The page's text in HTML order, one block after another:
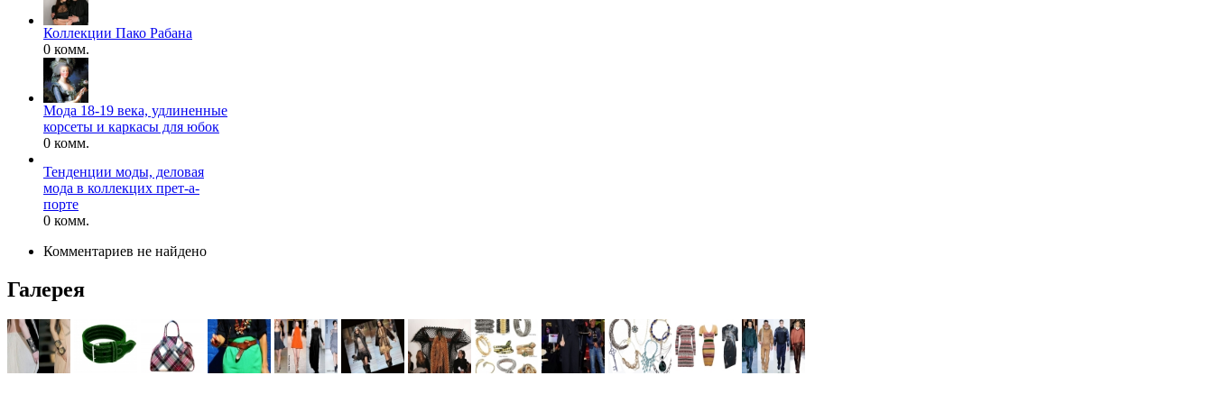
Коллекции Пако Рабана
0 комм.
Мода 18-19 века, удлиненные
корсеты и каркасы для юбок
0 комм.
Тенденции моды, деловая
мода в коллекцих прет-а-
порте
0 комм.
Комментариев не найдено
Галерея